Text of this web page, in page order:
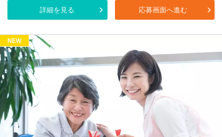
詳細を見る 応募画面へ進む
NEW